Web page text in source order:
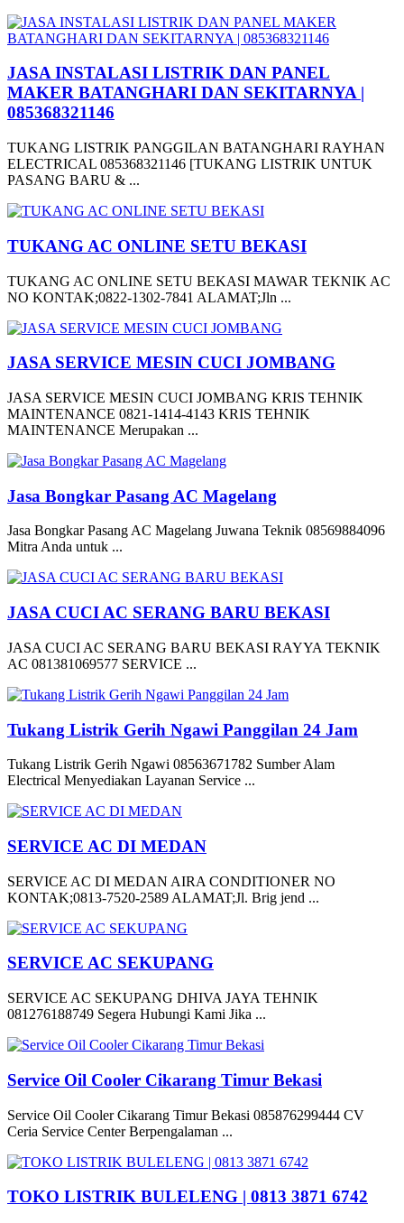
JASA INSTALASI LISTRIK DAN PANEL
MAKER BATANGHARI DAN SEKITARNYA |
085368321146
TUKANG LISTRIK PANGGILAN BATANGHARI RAYHAN
ELECTRICAL 085368321146 [TUKANG LISTRIK UNTUK
PASANG BARU & ...
TUKANG AC ONLINE SETU BEKASI
TUKANG AC ONLINE SETU BEKASI MAWAR TEKNIK AC
NO KONTAK;0822-1302-7841 ALAMAT;Jln ...
JASA SERVICE MESIN CUCI JOMBANG
JASA SERVICE MESIN CUCI JOMBANG KRIS TEHNIK
MAINTENANCE 0821-1414-4143 KRIS TEHNIK
MAINTENANCE Merupakan ...
Jasa Bongkar Pasang AC Magelang
Jasa Bongkar Pasang AC Magelang Juwana Teknik 08569884096
Mitra Anda untuk ...
JASA CUCI AC SERANG BARU BEKASI
JASA CUCI AC SERANG BARU BEKASI RAYYA TEKNIK
AC 081381069577 SERVICE ...
Tukang Listrik Gerih Ngawi Panggilan 24 Jam
Tukang Listrik Gerih Ngawi 08563671782 Sumber Alam
Electrical Menyediakan Layanan Service ...
SERVICE AC DI MEDAN
SERVICE AC DI MEDAN AIRA CONDITIONER NO
KONTAK;0813-7520-2589 ALAMAT;Jl. Brig jend ...
SERVICE AC SEKUPANG
SERVICE AC SEKUPANG DHIVA JAYA TEHNIK
081276188749 Segera Hubungi Kami Jika ...
Service Oil Cooler Cikarang Timur Bekasi
Service Oil Cooler Cikarang Timur Bekasi 085876299444 CV
Ceria Service Center Berpengalaman ...
TOKO LISTRIK BULELENG | 0813 3871 6742